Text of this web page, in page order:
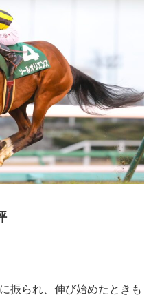
振られ、伸び始めたときも